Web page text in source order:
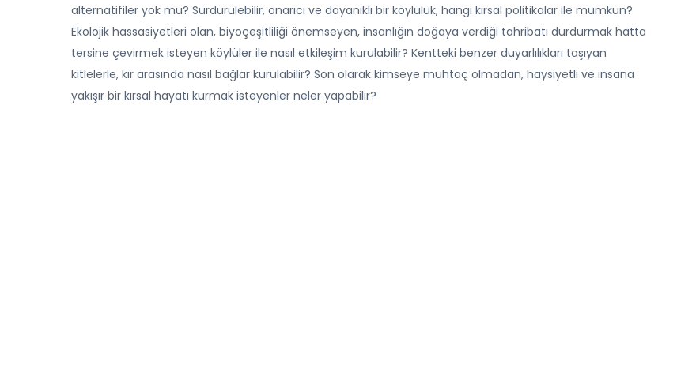
alternatifiler yok mu? Sürdürülebilir, onarıcı ve dayanıklı bir köylülük, hangi kırsal politikalar ile mümkün?
Ekolojik hassasiyetleri olan, biyoçeşitliliği önemseyen, insanlığın doğaya verdiği tahribatı durdurmak hatta
tersine çevirmek isteyen köylüler ile nasıl etkileşim kurulabilir? Kentteki benzer duyarlılıkları taşıyan
kitlelerle, kır arasında nasıl bağlar kurulabilir? Son olarak kimseye muhtaç olmadan, haysiyetli ve insana
yakışır bir kırsal hayatı kurmak isteyenler neler yapabilir?